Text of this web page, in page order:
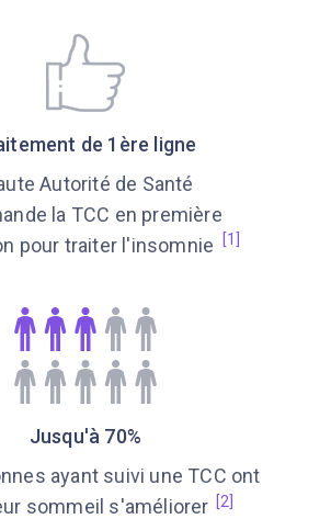
de 1ère ligne
Autorité de Santé
la TCC en première
pour traiter l'insomnie
Jusqu'à 70%
ayant suivi une TCC ont
sommeil s'améliorer
[1]
[2]